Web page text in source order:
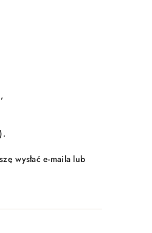
wysłać e-maila lub